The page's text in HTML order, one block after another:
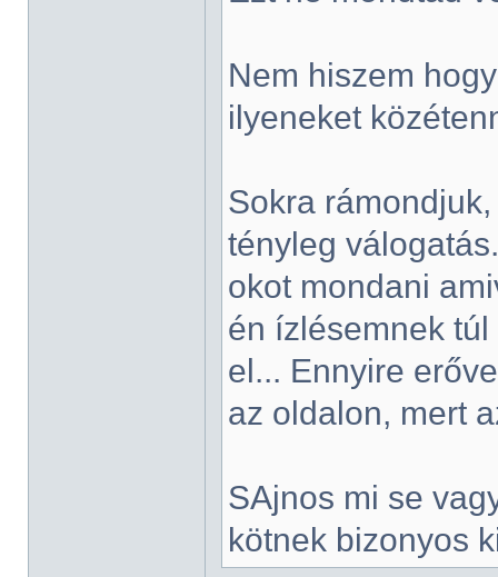
Nem hiszem
ilyeneket
Sokra
tényleg
okot mondani
én ízlésemnek
el... Ennyire
az oldalon, mert
SAjnos mi se
kötnek bizonyos